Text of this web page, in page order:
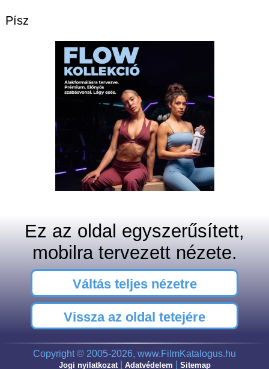
Písz
Ez az oldal egyszerűsített,
mobilra tervezett nézete.
Váltás teljes nézetre
Vissza az oldal tetejére
Copyright © 2005-2026, www.FilmKatalogus.hu
Jogi nyilatkozat| Adatvédelem Sitemap